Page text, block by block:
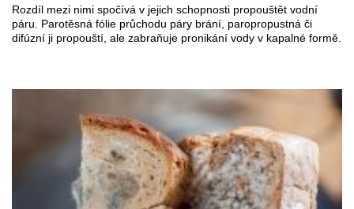
Rozdíl mezi nimi spočívá v jejich schopnosti propouštět vodní
páru. Parotěsná fólie průchodu páry brání, paropropustná či
difúzní ji propouští, ale zabraňuje pronikání vody v kapalné formě.